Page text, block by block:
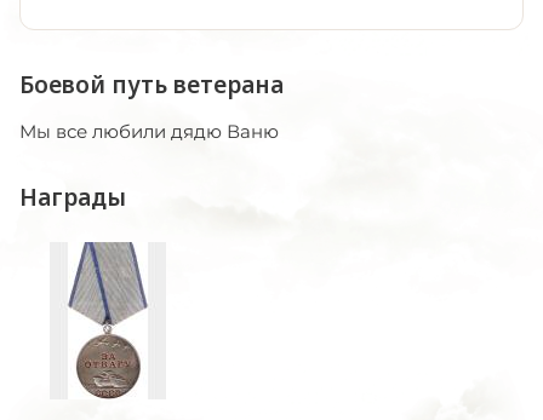
Боевой путь ветерана
Мы все любили дядю Ваню
Награды